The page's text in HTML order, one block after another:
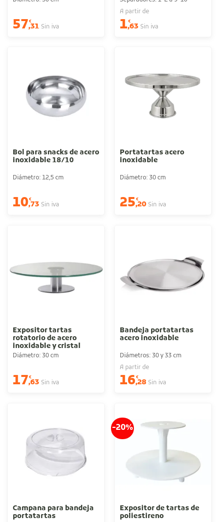
57€
,31 Sin iva
A partir de
1€
,63 Sin iva
Bol para snacks de acero
inoxidable 18/10
Diámetro: 12,5 cm
10€
,73 Sin iva
Portatartas acero
inoxidable
Diámetro: 30 cm
25€
,20 Sin iva
Expositor tartas
rotatorio de acero
inoxidable y cristal
Diámetro: 30 cm
17€
,63 Sin iva
Bandeja portatartas
acero inoxidable
Diámetros: 30 y 33 cm
A partir de
16€
,28 Sin iva
Campana para bandeja
portatartas
-20%
Expositor de tartas de
poliestireno